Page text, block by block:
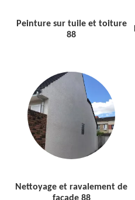
Peinture sur tuile et toiture
88
Nettoyage et ravalement de
façade 88